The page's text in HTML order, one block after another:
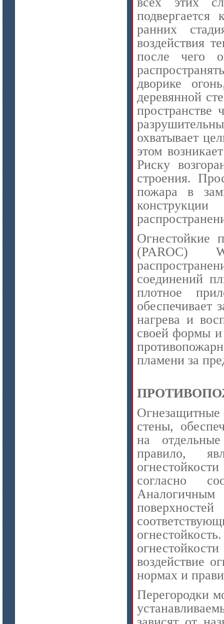
ранних
воздействия
после чего
дворике
деревянной
пространстве
охватывает
этом
Риску
строения.
пожара в
Огнестойкие
(PAROC)
соединений
плотное
обеспечивает
нагрева и
своей формы и
пламени за
Огнезащитные
стены,
на
правило,
согласно
воздействие
нормах и
Перегородки